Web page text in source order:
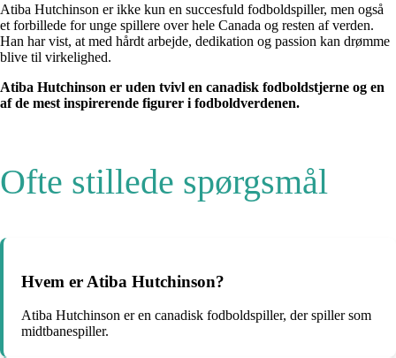
Atiba Hutchinson er ikke kun en succesfuld fodboldspiller, men også
et forbillede for unge spillere over hele Canada og resten af verden.
Han har vist, at med hårdt arbejde, dedikation og passion kan drømme
blive til virkelighed.
Atiba Hutchinson er uden tvivl en canadisk fodboldstjerne og en
af de mest inspirerende figurer i fodboldverdenen.
Ofte stillede spørgsmål
Hvem er Atiba Hutchinson?
Atiba Hutchinson er en canadisk fodboldspiller, der spiller som
midtbanespiller.